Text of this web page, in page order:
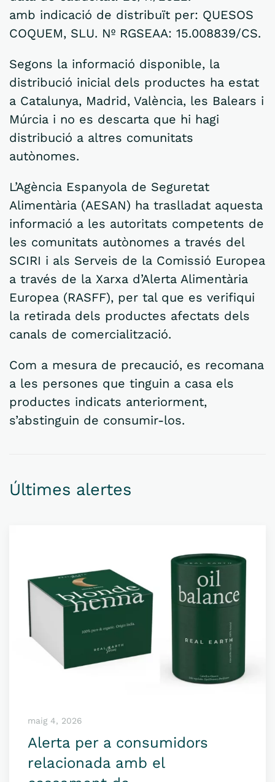
amb indicació de distribuït per: QUESOS
COQUEM, SLU. Nº RGSEAA: 15.008839/CS.
Segons la informació disponible, la
distribució inicial dels productes ha estat
a Catalunya, Madrid, València, les Balears i
Múrcia i no es descarta que hi hagi
distribució a altres comunitats
autònomes.
L’Agència Espanyola de Seguretat
Alimentària (AESAN) ha traslladat aquesta
informació a les autoritats competents de
les comunitats autònomes a través del
SCIRI i als Serveis de la Comissió Europea
a través de la Xarxa d’Alerta Alimentària
Europea (RASFF), per tal que es verifiqui
la retirada dels productes afectats dels
canals de comercialització.
Com a mesura de precaució, es recomana
a les persones que tinguin a casa els
productes indicats anteriorment,
s’abstinguin de consumir-los.
Últimes alertes
maig 4, 2026
Alerta per a consumidors
relacionada amb el